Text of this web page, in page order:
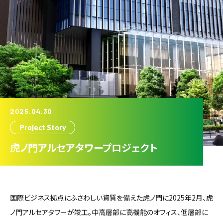
2025.04.30
Project Story
虎ノ門アルセアタワープロジェクト
国際ビジネス拠点にふさわしい資質を備えた虎ノ門に2025年2月、虎
ノ門アルセアタワーが竣工。中高層部に高機能のオフィス、低層部に